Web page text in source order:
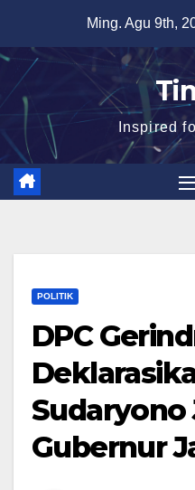
content
Ming. Agu 9th,
Inspired
POLITIK
DPC
Sudaryono
Gubernur